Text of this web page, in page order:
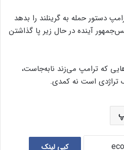
دستور حمله به گرینلند را بدهد
آینده در حال زیر پا گذاشتن
که ترامپ می‌زند نابه‌جاست،
تراژدی است نه کمدی.
کپی لینک